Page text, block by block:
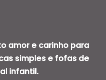
amor e carinho para
simples e fofas de
infantil.